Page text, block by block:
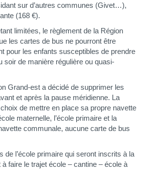
sur d’autres communes (Givet…),
(168 €).
limitées, le règlement de la Région
les cartes de bus ne pourront être
pour les enfants susceptibles de prendre
soir de manière régulière ou quasi-
Grand-est a décidé de supprimer les
et après la pause méridienne. La
de mettre en place sa propre navette
maternelle, l’école primaire et la
communale, aucune carte de bus
de l’école primaire qui seront inscrits à la
faire le trajet école – cantine – école à